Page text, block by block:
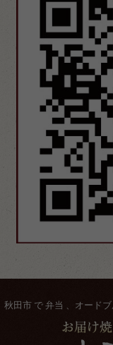
秋田市 で 弁当 、オード